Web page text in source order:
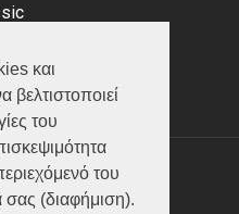
και
βελτιστοποιεί
του
του
σας (διαφήμιση).